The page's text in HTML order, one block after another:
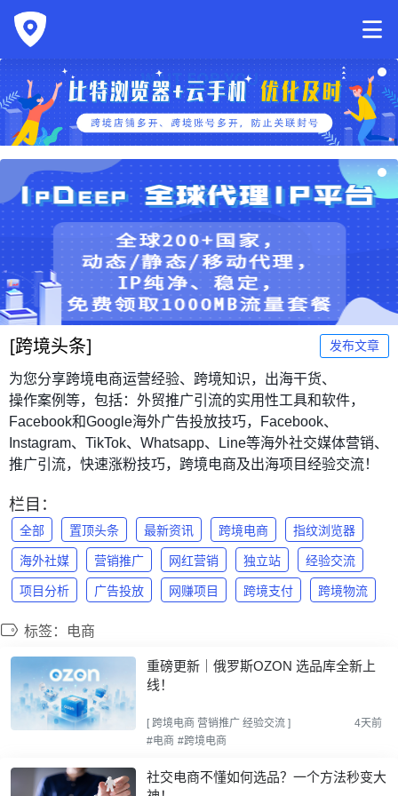
[跨境头条] 发布文章
为您分享跨境电商运营经验、跨境知识，出海干货、
操作案例等，包括：外贸推广引流的实用性工具和软件，
Facebook和Google海外广告投放技巧，Facebook、
Instagram、TikTok、Whatsapp、Line等海外社交媒体营销、
推广引流，快速涨粉技巧，跨境电商及出海项目经验交流！
栏目：
全部 置顶头条 最新资讯 跨境电商 指纹浏览器
海外社媒 营销推广 网红营销 独立站 经验交流
项目分析 广告投放 网赚项目 跨境支付 跨境物流
标签：电商
重磅更新｜俄罗斯OZON 选品库全新上
线！
[跨境电商 营销推广 经验交流 ]
4天前
#电商 #跨境电商
社交电商不懂如何选品？一个方法秒变大